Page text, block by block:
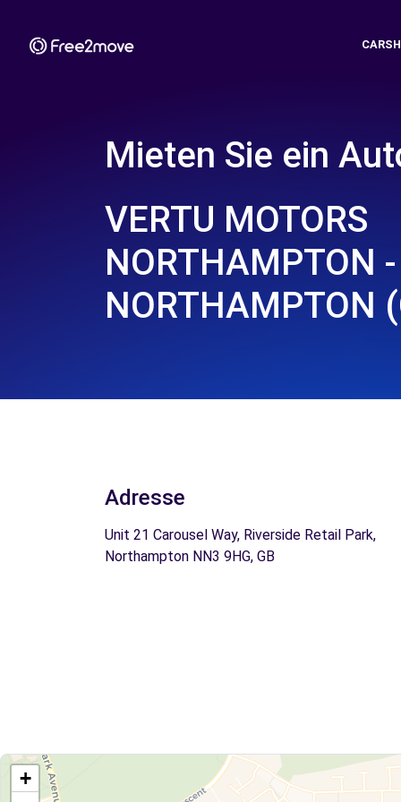
Mieten Sie ein
VERTU MOTORS
NORTHAMPTON -
NORTHAMPTON
Adresse
Unit 21 Carousel Way, Riverside Retail Park,
Northampton NN3 9HG, GB
+